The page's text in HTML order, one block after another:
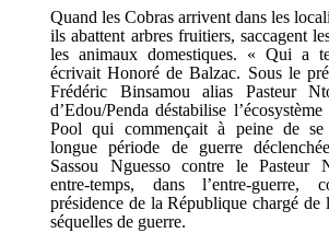
Quand les Cobras arrivent dans les
ils abattent arbres fruitiers, saccagent
les animaux domestiques. « Qui a
écrivait Honoré de Balzac. Sous le
Frédéric Binsamou alias Pasteur
d’Edou/Penda déstabilise
Pool qui commençait à peine de se
longue période de guerre
Sassou Nguesso contre le Pasteur
entre-temps, dans l’entre-guerre,
présidence de la République chargé de
séquelles de guerre.